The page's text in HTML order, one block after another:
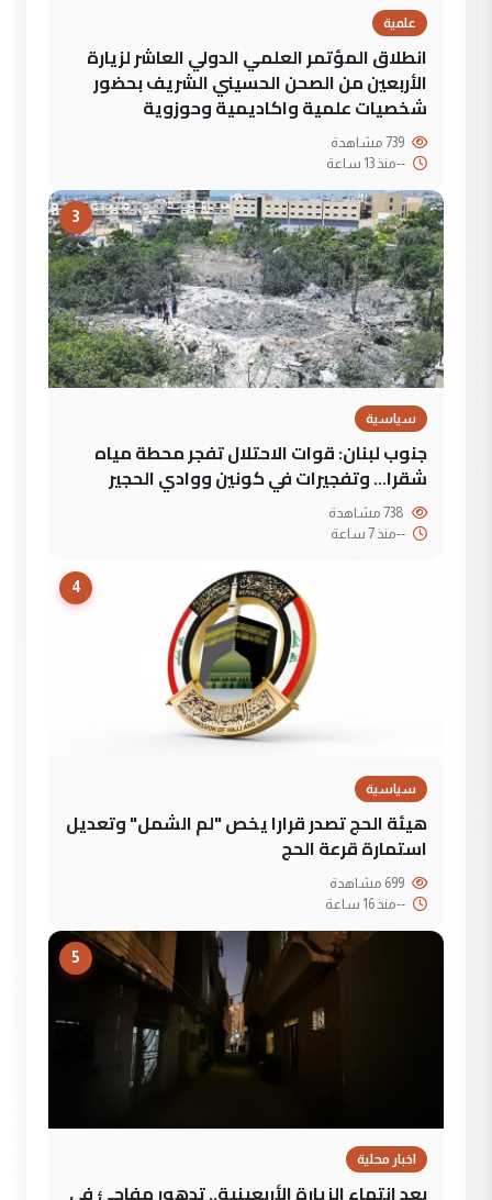
علمية
انطلاق المؤتمر العلمي الدولي العاشر لزيارة
الأربعين من الصحن الحسيني الشريف بحضور
شخصيات علمية واكاديمية وحوزوية
--منذ 13 ساعة
3
سياسية
جنوب لبنان: قوات الاحتلال تفجر محطة مياه
شقرا… وتفجيرات في كونين ووادي الحجير
--منذ 7 ساعة
4
سياسية
هيئة الحج تصدر قرارا يخص "لم الشمل" وتعديل
استمارة قرعة الحج
--منذ 16 ساعة
5
اخبار محلية
بعد انتهاء الزيارة الأربعينية.. تدهور مفاجئ في